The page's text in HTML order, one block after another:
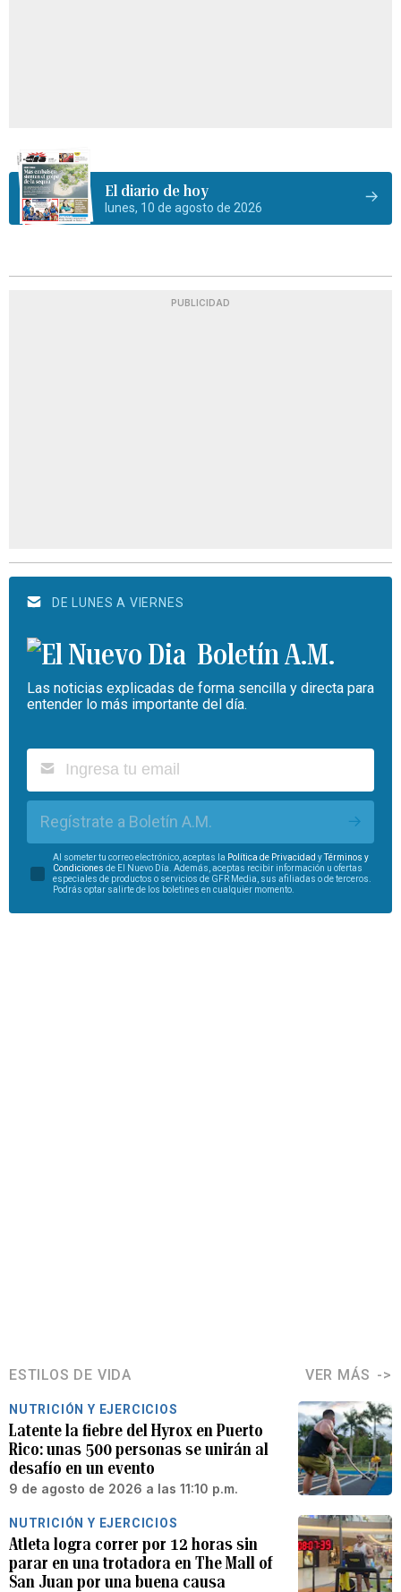
El diario de hoy
lunes, 10 de agosto de 2026
PUBLICIDAD
DE LUNES A VIERNES
Boletín A.M.
Las noticias explicadas de forma sencilla y directa para
entender lo más importante del día.
Regístrate a Boletín A.M.
Al someter tu correo electrónico, aceptas la Política de Privacidad yTérminos y
Condiciones de El Nuevo Día. Además, aceptas recibir información u ofertas
especiales de productos o servicios de GFR Media, sus afiliadas o de terceros.
Podrás optar salirte de los boletines en cualquier momento.
ESTILOS DE VIDA VER MÁS
NUTRICIÓN Y EJERCICIOS
Latente la fiebre del Hyrox en Puerto
Rico: unas 500 personas se unirán al
desafío en un evento
9 de agosto de 2026 a las 11:10 p.m.
NUTRICIÓN Y EJERCICIOS
Atleta logra correr por 12 horas sin
parar en una trotadora en The Mall of
San Juan por una buena causa